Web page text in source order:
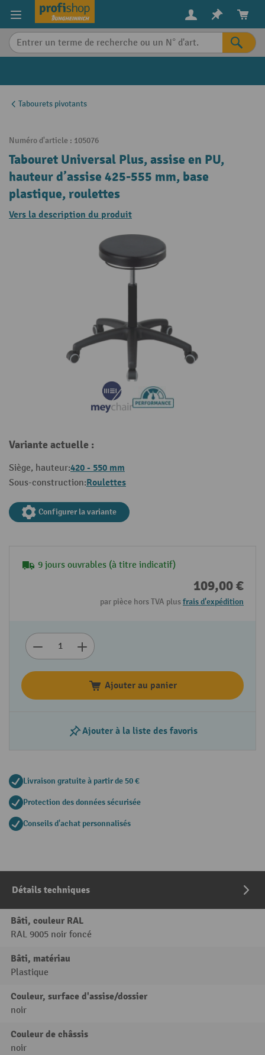
content
Tabourets pivotants
Numéro d'article : 105076
Tabouret Universal Plus, assise en PU,
hauteur d’assise 425-555 mm, base
plastique, roulettes
Vers la description du produit
Variante actuelle :
Siège, hauteur:420 - 550 mm
Sous-construction:Roulettes
Configurer la variante
9 jours ouvrables (à titre indicatif)
109,00 €
par pièce hors TVA plusfrais d'expédition
Ajouter au panier
Ajouter à la liste des favoris
Livraison gratuite à partir de 50 €
Protection des données sécurisée
Conseils d'achat personnalisés
Détails techniques
Bâti, couleur RAL
RAL 9005 noir foncé
Bâti, matériau
Plastique
Couleur, surface d'assise/dossier
noir
Couleur de châssis
noir